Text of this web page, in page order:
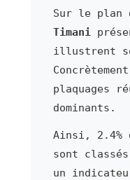
Sur le plan
Timani
illustrent
plaquages
dominants.
Ainsi, 2.4%
sont classés
un